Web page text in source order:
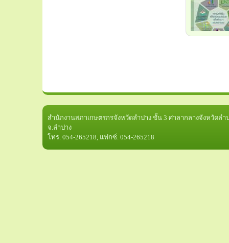
สำนักงานสภาเกษตรกรจังหวัดลำปาง ชั้น 3 ศาลากลางจังหวัดลำ
จ.ลำปาง
โทร. 054-265218, แฟกซ์. 054-265218